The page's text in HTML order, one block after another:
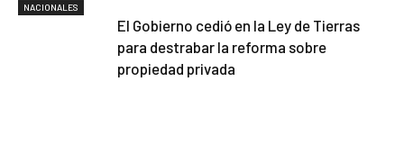
NACIONALES
El Gobierno cedió en la Ley de Tierras
para destrabar la reforma sobre
propiedad privada